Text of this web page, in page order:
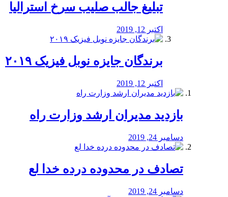
تبلیغ جالب صلیب سرخ استرالیا
اکتبر 12, 2019
برندگان جایزه نوبل فیزیک ۲۰۱۹
اکتبر 12, 2019
بازدید مدیران ارشد وزارت راه
دسامبر 24, 2019
تصادف در محدوده درده خدا لع
دسامبر 24, 2019